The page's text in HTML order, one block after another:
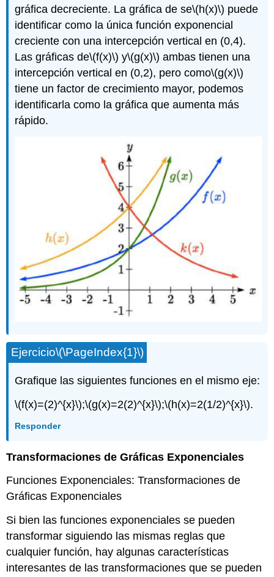
gráfica decreciente. La gráfica de se\(h(x)\) puede
identificar como la única función exponencial
creciente con una intercepción vertical en (0,4).
Las gráficas de\(f(x)\) y\(g(x)\) ambas tienen una
intercepción vertical en (0,2), pero como\(g(x)\)
tiene un factor de crecimiento mayor, podemos
identificarla como la gráfica que aumenta más
rápido.
Ejercicio\(\PageIndex{1}\)
Grafique las siguientes funciones en el mismo eje:
\(f(x)=(2)^{x}\);\(g(x)=2(2)^{x}\);\(h(x)=2(1/2)^{x}\).
Responder
Transformaciones de Gráficas Exponenciales
Funciones Exponenciales: Transformaciones de
Gráficas Exponenciales
Si bien las funciones exponenciales se pueden
transformar siguiendo las mismas reglas que
cualquier función, hay algunas características
interesantes de las transformaciones que se pueden